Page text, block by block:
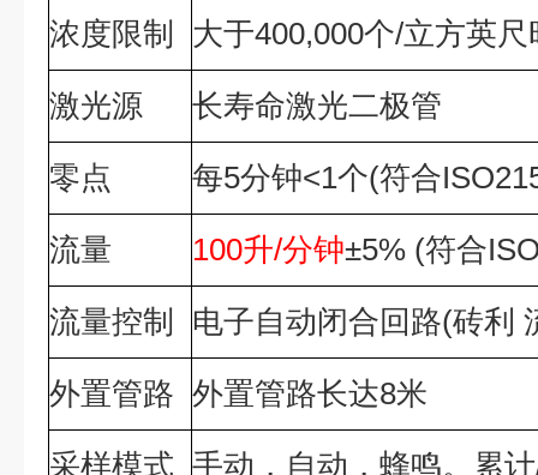
浓度限制
大于400,000个/立方英
激光源
长寿命激光二极管
零点
每5分钟<1个(符合
流量
100升/分钟±5% (符合
流量控制
电子自动闭合回路(砖利
外置管路 外置管路长达8米
采样模式 手动，自动，蜂鸣。累